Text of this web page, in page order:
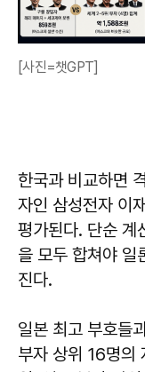
[사진=챗GPT]
한국과 비교하면
자인 삼성전자 이
평가된다. 단순 계
을 모두 합쳐야 일
진다.
일본 최고 부호들
부자 상위 16명의